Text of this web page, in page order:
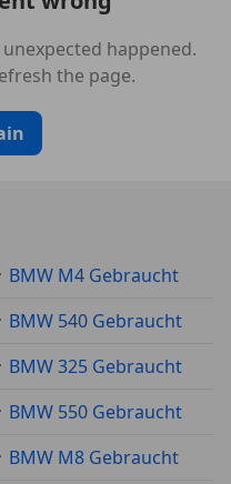
Erkennung
Assistent
Seite
Assistent
Assistent
happened.
the page.
BMW M4 Gebraucht
BMW 540 Gebraucht
BMW 325 Gebraucht
BMW 550 Gebraucht
BMW M8 Gebraucht